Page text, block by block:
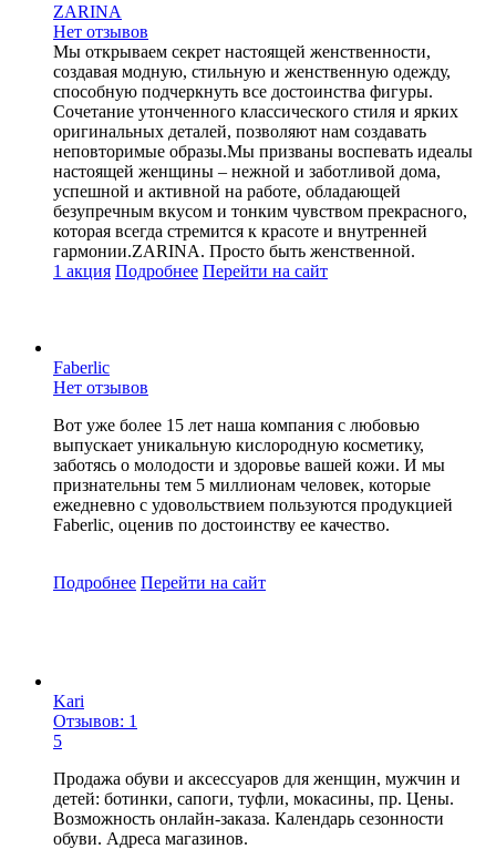
ZARINA
Нет отзывов
Мы открываем секрет настоящей женственности,
создавая модную, стильную и женственную одежду,
способную подчеркнуть все достоинства фигуры.
Сочетание утонченного классического стиля и ярких
оригинальных деталей, позволяют нам создавать
неповторимые образы.Мы призваны воспевать идеалы
настоящей женщины – нежной и заботливой дома,
успешной и активной на работе, обладающей
безупречным вкусом и тонким чувством прекрасного,
которая всегда стремится к красоте и внутренней
гармонии.ZARINA. Просто быть женственной.
1 акция Подробнее Перейти на сайт
Faberlic
Нет отзывов
Вот уже более 15 лет наша компания с любовью
выпускает уникальную кислородную косметику,
заботясь о молодости и здоровье вашей кожи. И мы
признательны тем 5 миллионам человек, которые
ежедневно с удовольствием пользуются продукцией
Faberlic, оценив по достоинству ее качество.
Подробнее Перейти на сайт
Kari
Отзывов: 1
5
Продажа обуви и аксессуаров для женщин, мужчин и
детей: ботинки, сапоги, туфли, мокасины, пр. Цены.
Возможность онлайн-заказа. Календарь сезонности
обуви. Адреса магазинов.